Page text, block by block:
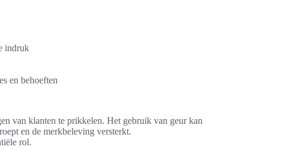
indruk
en behoeften
van klanten te prikkelen. Het gebruik van geur kan
en de merkbeleving versterkt.
rol.